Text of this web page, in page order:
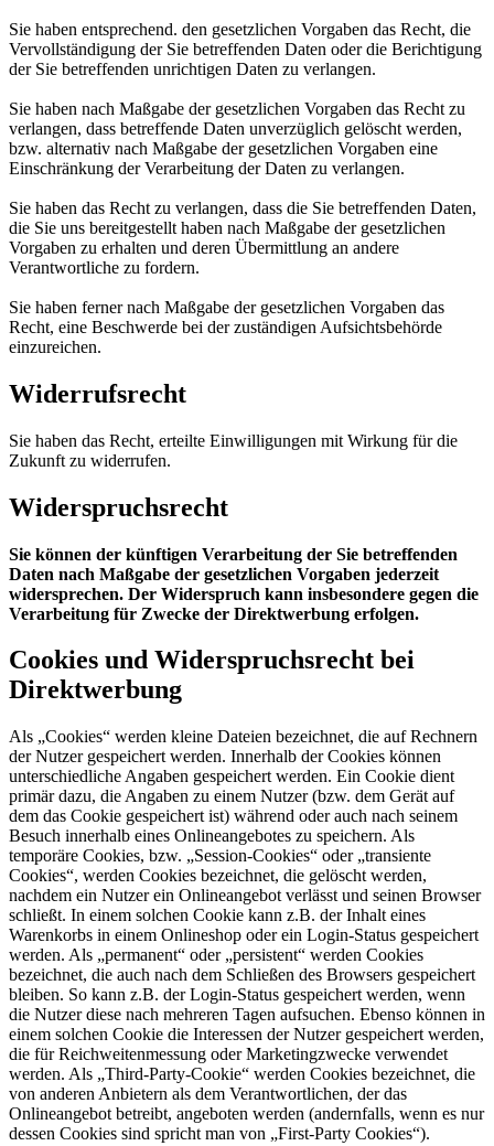
Sie haben entsprechend. den gesetzlichen Vorgaben das Recht, die
Vervollständigung der Sie betreffenden Daten oder die Berichtigung
der Sie betreffenden unrichtigen Daten zu verlangen.
Sie haben nach Maßgabe der gesetzlichen Vorgaben das Recht zu
verlangen, dass betreffende Daten unverzüglich gelöscht werden,
bzw. alternativ nach Maßgabe der gesetzlichen Vorgaben eine
Einschränkung der Verarbeitung der Daten zu verlangen.
Sie haben das Recht zu verlangen, dass die Sie betreffenden Daten,
die Sie uns bereitgestellt haben nach Maßgabe der gesetzlichen
Vorgaben zu erhalten und deren Übermittlung an andere
Verantwortliche zu fordern.
Sie haben ferner nach Maßgabe der gesetzlichen Vorgaben das
Recht, eine Beschwerde bei der zuständigen Aufsichtsbehörde
einzureichen.
Widerrufsrecht
Sie haben das Recht, erteilte Einwilligungen mit Wirkung für die
Zukunft zu widerrufen.
Widerspruchsrecht
Sie können der künftigen Verarbeitung der Sie betreffenden
Daten nach Maßgabe der gesetzlichen Vorgaben jederzeit
widersprechen. Der Widerspruch kann insbesondere gegen die
Verarbeitung für Zwecke der Direktwerbung erfolgen.
Cookies und Widerspruchsrecht bei
Direktwerbung
Als „Cookies“ werden kleine Dateien bezeichnet, die auf Rechnern
der Nutzer gespeichert werden. Innerhalb der Cookies können
unterschiedliche Angaben gespeichert werden. Ein Cookie dient
primär dazu, die Angaben zu einem Nutzer (bzw. dem Gerät auf
dem das Cookie gespeichert ist) während oder auch nach seinem
Besuch innerhalb eines Onlineangebotes zu speichern. Als
temporäre Cookies, bzw. „Session-Cookies“ oder „transiente
Cookies“, werden Cookies bezeichnet, die gelöscht werden,
nachdem ein Nutzer ein Onlineangebot verlässt und seinen Browser
schließt. In einem solchen Cookie kann z.B. der Inhalt eines
Warenkorbs in einem Onlineshop oder ein Login-Status gespeichert
werden. Als „permanent“ oder „persistent“ werden Cookies
bezeichnet, die auch nach dem Schließen des Browsers gespeichert
bleiben. So kann z.B. der Login-Status gespeichert werden, wenn
die Nutzer diese nach mehreren Tagen aufsuchen. Ebenso können in
einem solchen Cookie die Interessen der Nutzer gespeichert werden,
die für Reichweitenmessung oder Marketingzwecke verwendet
werden. Als „Third-Party-Cookie“ werden Cookies bezeichnet, die
von anderen Anbietern als dem Verantwortlichen, der das
Onlineangebot betreibt, angeboten werden (andernfalls, wenn es nur
dessen Cookies sind spricht man von „First-Party Cookies“).